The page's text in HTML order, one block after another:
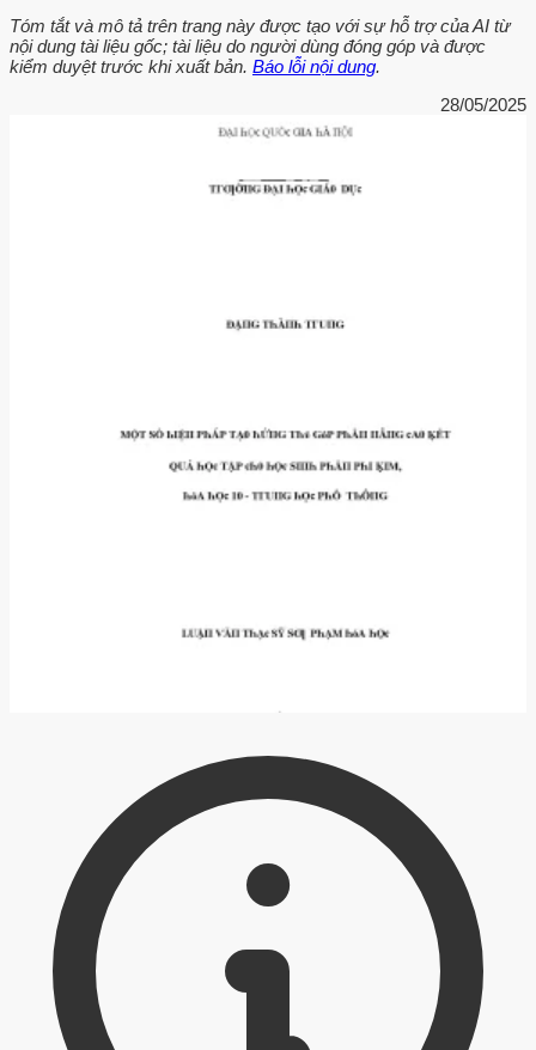
Tóm tắt và mô tả trên trang này được tạo với sự hỗ trợ của AI từ
nội dung tài liệu gốc; tài liệu do người dùng đóng góp và được
kiểm duyệt trước khi xuất bản. Báo lỗi nội dung.
28/05/2025